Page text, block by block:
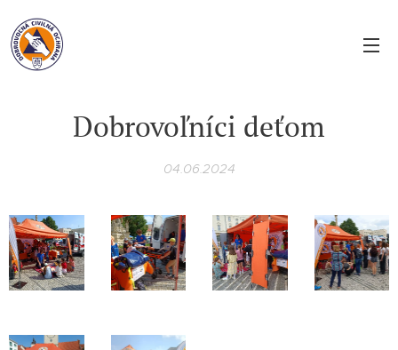
Dobrovoľníci deťom
04.06.2024